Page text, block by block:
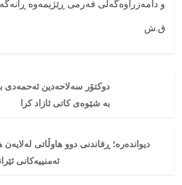
و دامەزراوەگەلی فەرمی ڕێژیمەوە
ق.ش
دوکتۆر سەلاحەدین ئەحمەدی
بە شێوەی کاتی ئازاد کرا
دیواندەرە؛ ڕفاندنی دوو هاوڵاتی لەلایەن
ئەمنییەکانی